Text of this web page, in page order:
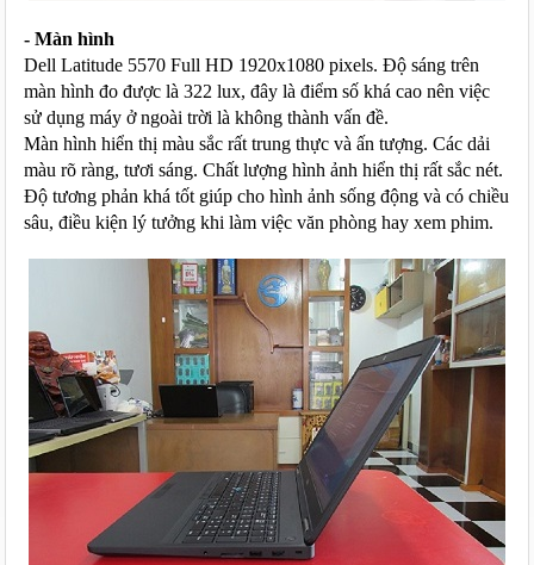
- Màn hình
Dell Latitude 5570 Full HD 1920x1080 pixels. Độ sáng trên
màn hình đo được là 322 lux, đây là điểm số khá cao nên việc
sử dụng máy ở ngoài trời là không thành vấn đề.
Màn hình hiển thị màu sắc rất trung thực và ấn tượng. Các dải
màu rõ ràng, tươi sáng. Chất lượng hình ảnh hiển thị rất sắc nét.
Độ tương phản khá tốt giúp cho hình ảnh sống động và có chiều
sâu, điều kiện lý tưởng khi làm việc văn phòng hay xem phim.